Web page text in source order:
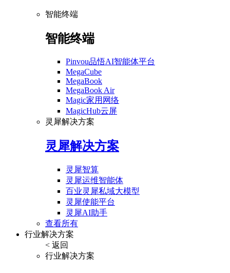
智能终端
智能终端
Pinvou品悟AI智能体平台
MegaCube
MegaBook
MegaBook Air
Magic家用网络
MagicHub云屏
灵犀解决方案
灵犀解决方案
灵犀智算
灵犀运维智能体
百业灵犀私域大模型
灵犀使能平台
灵犀AI助手
查看所有
行业解决方案
< 返回
行业解决方案